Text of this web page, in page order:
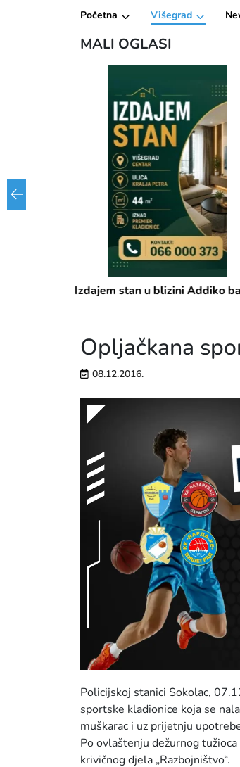
Početna Višegrad
MALI OGLASI
Izdajem stan u blizini Addiko
Opljačkana
08.12.2016.
Policijskoj stanici Sokolac,
sportske kladionice koja se
muškarac i uz prijetnju
Po ovlaštenju dežurnog
krivičnog djela „Razbojništvo“.